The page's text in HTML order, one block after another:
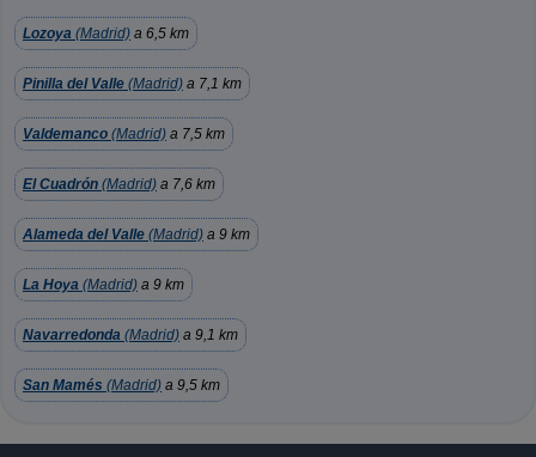
Lozoya (Madrid) a 6,5 km
Pinilla del Valle (Madrid) a 7,1 km
Valdemanco (Madrid) a 7,5 km
El Cuadrón (Madrid) a 7,6 km
Alameda del Valle (Madrid) a 9 km
La Hoya (Madrid) a 9 km
Navarredonda (Madrid) a 9,1 km
San Mamés (Madrid) a 9,5 km